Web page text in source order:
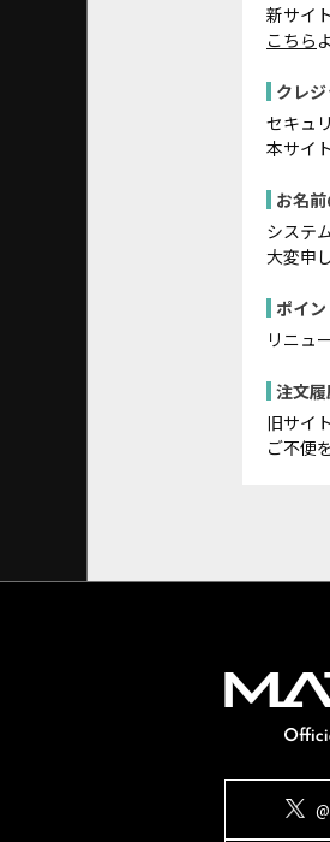
新サイ
こちら
クレ
セキュ
本サイ
お名
システ
大変申
ポイ
リニュ
注文
旧サイ
ご不便